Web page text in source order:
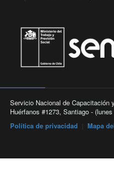
Servicio Nacional de Capacitación
Huérfanos #1273, Santiago -
Política de privacidad
Mapa